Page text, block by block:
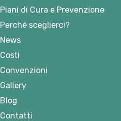
Piani di Cura e Prevenzione
Perché sceglierci?
News
Costi
Convenzioni
Gallery
Blog
Contatti